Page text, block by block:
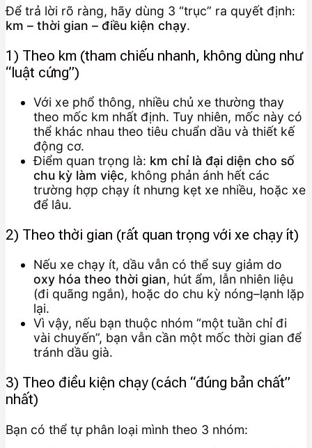
Để trả lời rõ ràng, hãy dùng 3 “trục” ra quyết định:
km – thời gian – điều kiện chạy.
1) Theo km (tham chiếu nhanh, không dùng như
“luật cứng”)
Với xe phổ thông, nhiều chủ xe thường thay
theo mốc km nhất định. Tuy nhiên, mốc này có
thể khác nhau theo tiêu chuẩn dầu và thiết kế
động cơ.
Điểm quan trọng là: km chỉ là đại diện cho số
chu kỳ làm việc, không phản ánh hết các
trường hợp chạy ít nhưng kẹt xe nhiều, hoặc xe
để lâu.
2) Theo thời gian (rất quan trọng với xe chạy ít)
Nếu xe chạy ít, dầu vẫn có thể suy giảm do
oxy hóa theo thời gian, hút ẩm, lẫn nhiên liệu
(đi quãng ngắn), hoặc do chu kỳ nóng–lạnh lặp
lại.
Vì vậy, nếu bạn thuộc nhóm “một tuần chỉ đi
vài chuyến”, bạn vẫn cần một mốc thời gian để
tránh dầu già.
3) Theo điều kiện chạy (cách “đúng bản chất”
nhất)
Bạn có thể tự phân loại mình theo 3 nhóm: